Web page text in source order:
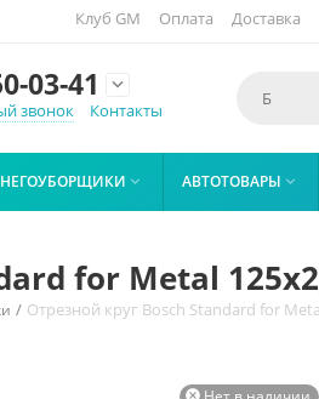
Клуб GM Оплата Доставка
03-41

звонок
Контакты
 АВТОТОВАРЫ 
for Metal
/ Отрезной круг Bosch Standard for
